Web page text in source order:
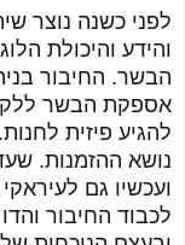
לפני כשנה נוצר
והידע והיכולת
הבשר. החיבור
אספקת הבשר
להגיע פיזית
נושא ההזמנות.
ועכשיו גם
לכבוד החיבור